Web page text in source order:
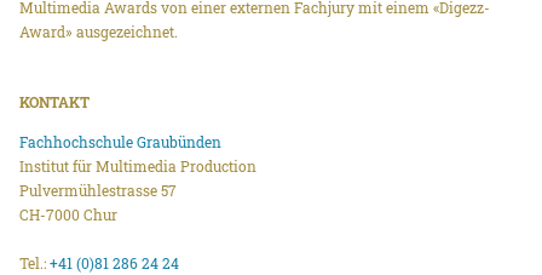
Multimedia Awards von einer externen Fachjury mit einem «Digezz-
Award» ausgezeichnet.
KONTAKT
Fachhochschule Graubünden
Institut für Multimedia Production
Pulvermühlestrasse 57
CH-7000 Chur
Tel.:+41 (0)81 286 24 24